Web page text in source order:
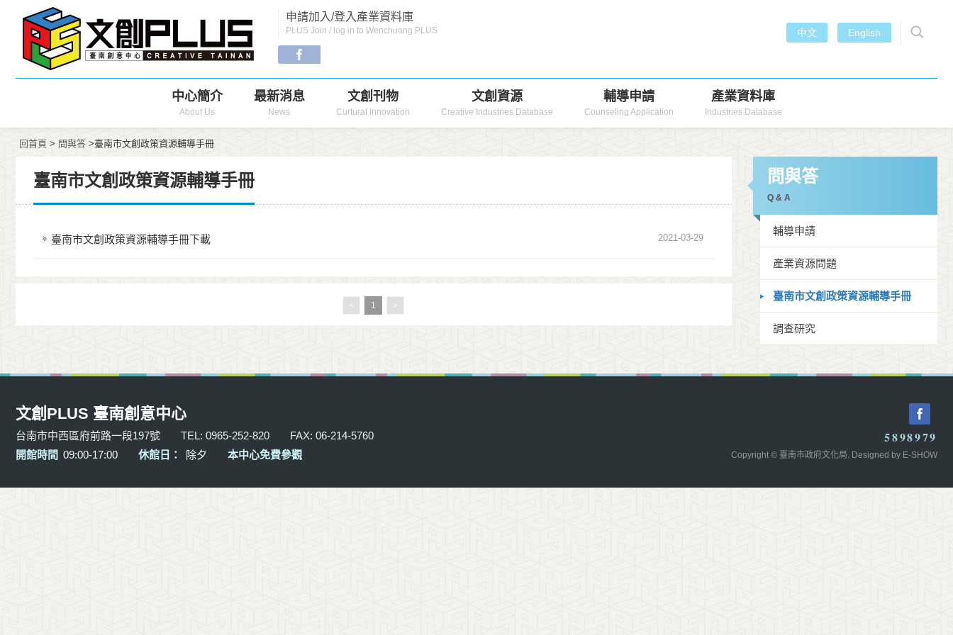
Menu
Navigation
中文 English
中心簡介
About Us
最新消息
News
文創刊物
Curtural Innovation
文創資源
Creative Industries Database
輔導申請
Counseling Application
產業資料庫
Industries Database
申請加入/登入產業資料庫
PLUS Join / log in to Wenchuang PLUS
回首頁 > 問與答 >臺南市文創政策資源輔導手冊
臺南市文創政策資源輔導手冊
2021-03-29
臺南市文創政策資源輔導手冊下載
< 1 >
問與答
Q & A
輔導申請
產業資源問題
臺南市文創政策資源輔導手冊
調查研究
文創PLUS 臺南創意中心
台南市中西區府前路一段197號 TEL: 0965-252-820
FAX: 06-214-5760
開館時間 09:00-17:00 休館日： 除夕 本中心免費參觀
5898979
Copyright © 臺南市政府文化局. Designed by E-SHOW